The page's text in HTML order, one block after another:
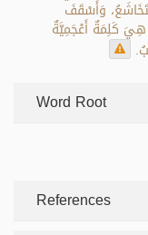
وَأَسْقَفَ
هِيَ كَلِمَةٌ أَعْجَمِيَّةٌ
Word Root
References